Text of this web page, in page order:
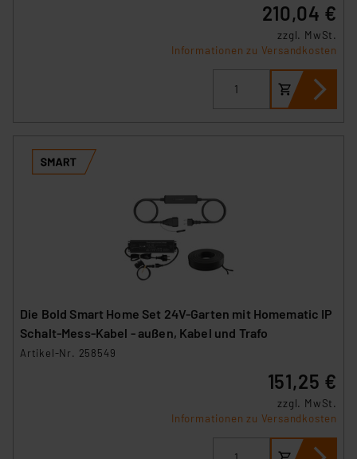
210,04 €
zzgl. MwSt.
Informationen zu Versandkosten
Die Bold Smart Home Set 24V-Garten mit Homematic IP
Schalt-Mess-Kabel - außen, Kabel und Trafo
Artikel-Nr. 258549
151,25 €
zzgl. MwSt.
Informationen zu Versandkosten